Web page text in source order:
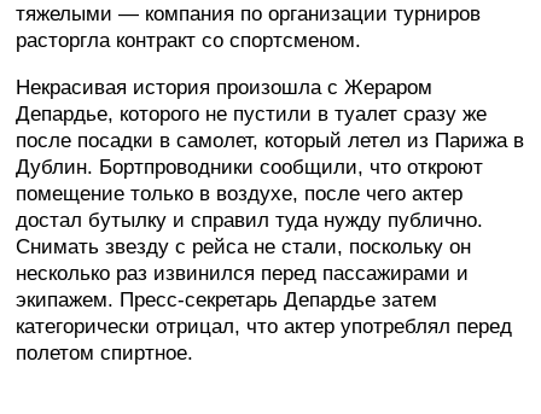
тяжелыми — компания по организации турниров
расторгла контракт со спортсменом.
Некрасивая история произошла с Жераром
Депардье, которого не пустили в туалет сразу же
после посадки в самолет, который летел из Парижа в
Дублин. Бортпроводники сообщили, что откроют
помещение только в воздухе, после чего актер
достал бутылку и справил туда нужду публично.
Снимать звезду с рейса не стали, поскольку он
несколько раз извинился перед пассажирами и
экипажем. Пресс-секретарь Депардье затем
категорически отрицал, что актер употреблял перед
полетом спиртное.